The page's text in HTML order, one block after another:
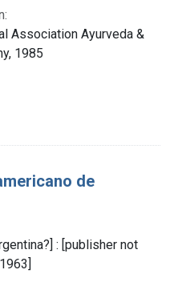
Association Ayurveda &
1985
de
: [publisher not